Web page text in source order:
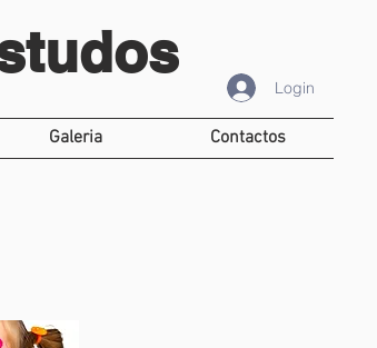
Login
Galeria Contactos